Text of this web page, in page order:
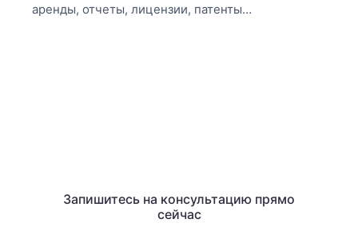
аренды, отчеты, лицензии, патенты…
Запишитесь на консультацию прямо
сейчас